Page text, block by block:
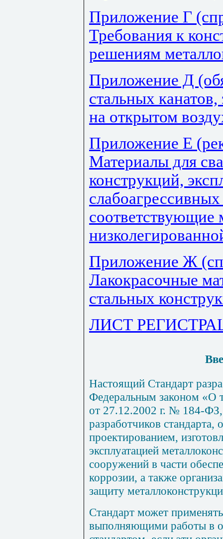
Приложение Г
Требования к
решениям
Приложение Д
стальных
на открытом
Приложение Е
Материалы для
конструкций,
соответствующие
Приложение Ж
Лакокрасочные
стальных
ЛИСТ
Настоящий Стандарт
Федеральным законом «О
от 27.12.2002 г. № 184-ФЗ,
разработчиков
проектированием,
эксплуатацией
сооружений в части
коррозии, а также
защиту
Стандарт может
выполняющими работы в